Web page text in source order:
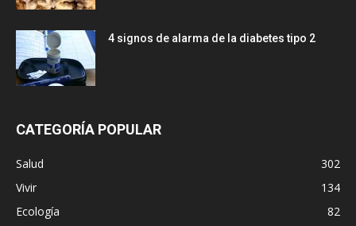
4 signos de alarma de la diabetes tipo 2
CATEGORÍA POPULAR
Salud
302
Vivir
134
Ecología
82